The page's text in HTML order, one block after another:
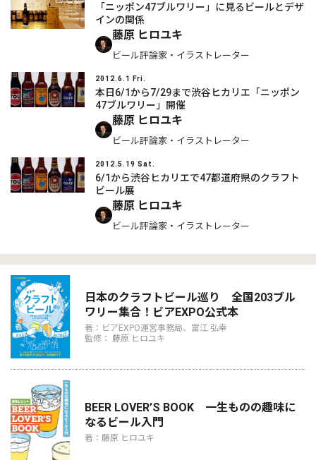
「ニッポン47ブルワリー」に見るビールとデザ
インの関係
藤原 ヒロユキ
ビール評論家・イラストレーター
2012.6.1 Fri.
本日6/1から7/29まで渋谷ヒカリエ「ニッポン
47ブルワリー」開催
藤原 ヒロユキ
ビール評論家・イラストレーター
2012.5.19 Sat.
6/1から渋谷ヒカリエで47都道府県のクラフト
ビール展
藤原 ヒロユキ
ビール評論家・イラストレーター
日本のクラフトビール巡り 全国203ブル
ワリー集合！ビアEXPO公式本
著：ビアEXPO運営事務局、富江 弘幸
監修： 藤原 ヒロユキ
BEER LOVER’S BOOK 一生ものの趣味に
なるビール入門
著：藤原 ヒロユキ